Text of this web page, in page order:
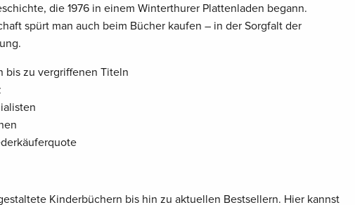
die 1976 in einem Winterthurer Plattenladen begann.
spürt man auch beim Bücher kaufen – in der Sorgfalt der
zu vergriffenen Titeln
Kinderbüchern bis hin zu aktuellen Bestsellern. Hier kannst